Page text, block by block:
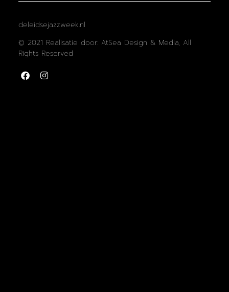
deleidsejazzweek.nl
© 2021 Realisatie door: AtSea Design & Media, All
Rights Reserved